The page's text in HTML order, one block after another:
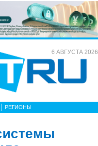
6 АВГУСТА 2026
РЕГИОНЫ